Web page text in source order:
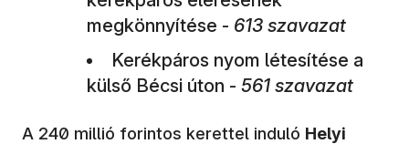
megkönnyítése - 613 szavazat
Kerékpáros nyom létesítése a
külső Bécsi úton - 561 szavazat
A 240 millió forintos kerettel induló Helyi